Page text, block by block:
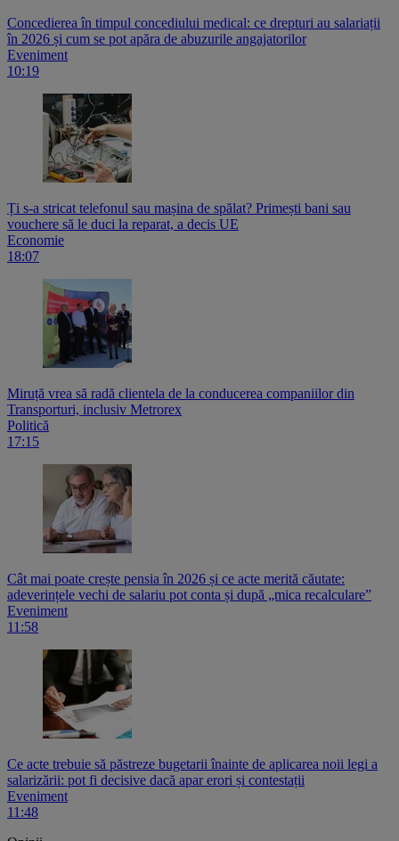
Concedierea în timpul concediului medical: ce drepturi au salariații
în 2026 și cum se pot apăra de abuzurile angajatorilor
Eveniment
10:19
Ți s-a stricat telefonul sau mașina de spălat? Primești bani sau
vouchere să le duci la reparat, a decis UE
Economie
18:07
Miruță vrea să radă clientela de la conducerea companiilor din
Transporturi, inclusiv Metrorex
Politică
17:15
Cât mai poate crește pensia în 2026 și ce acte merită căutate:
adeverințele vechi de salariu pot conta și după „mica recalculare”
Eveniment
11:58
Ce acte trebuie să păstreze bugetarii înainte de aplicarea noii legi a
salarizării: pot fi decisive dacă apar erori și contestații
Eveniment
11:48